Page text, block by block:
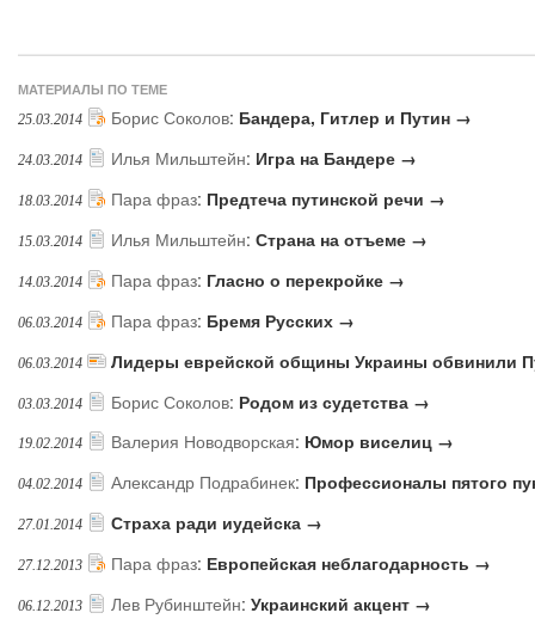
МАТЕРИАЛЫ ПО ТЕМЕ
25.03.2014 Борис Соколов: Бандера, Гитлер и Путин →
24.03.2014 Илья Мильштейн: Игра на Бандере →
18.03.2014 Пара фраз: Предтеча путинской речи →
15.03.2014 Илья Мильштейн: Страна на отъеме →
14.03.2014 Пара фраз: Гласно о перекройке →
06.03.2014 Пара фраз: Бремя Русских →
06.03.2014 Лидеры еврейской общины Украины обвинили
03.03.2014 Борис Соколов: Родом из судетства →
19.02.2014 Валерия Новодворская: Юмор виселиц →
04.02.2014 Александр Подрабинек: Профессионалы пятого
27.01.2014 Страха ради иудейска →
27.12.2013 Пара фраз: Европейская неблагодарность →
06.12.2013 Лев Рубинштейн: Украинский акцент →